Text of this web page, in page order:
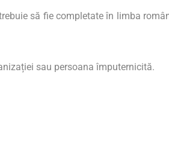
să fie completate în limba
sau persoana împuternicită.